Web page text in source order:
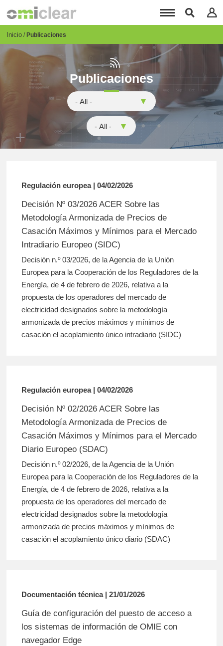
principal
Breadcrumb
Inicio Publicaciones
Publicaciones
Regulación europea | 04/02/2026
Decisión Nº 03/2026 ACER Sobre las
Metodología Armonizada de Precios de
Casación Máximos y Mínimos para el Mercado
Intradiario Europeo (SIDC)
Decisión n.º 03/2026, de la Agencia de la Unión
Europea para la Cooperación de los Reguladores de la
Energía, de 4 de febrero de 2026, relativa a la
propuesta de los operadores del mercado de
electricidad designados sobre la metodología
armonizada de precios máximos y mínimos de
casación el acoplamiento único intradiario (SIDC)
Regulación europea | 04/02/2026
Decisión Nº 02/2026 ACER Sobre las
Metodología Armonizada de Precios de
Casación Máximos y Mínimos para el Mercado
Diario Europeo (SDAC)
Decisión n.º 02/2026, de la Agencia de la Unión
Europea para la Cooperación de los Reguladores de la
Energía, de 4 de febrero de 2026, relativa a la
propuesta de los operadores del mercado de
electricidad designados sobre la metodología
armonizada de precios máximos y mínimos de
casación el acoplamiento único diario (SDAC)
Documentación técnica | 21/01/2026
Guía de configuración del puesto de acceso a
los sistemas de información de OMIE con
navegador Edge